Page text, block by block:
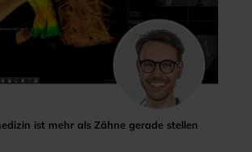
ist mehr als Zähne gerade stellen